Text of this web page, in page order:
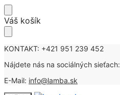
Skip
to
Skip
to
Váš košík
KONTAKT: +421 951 239 452
Nájdete nás na sociálných sieťach:
E-Mail: info@lamba.sk